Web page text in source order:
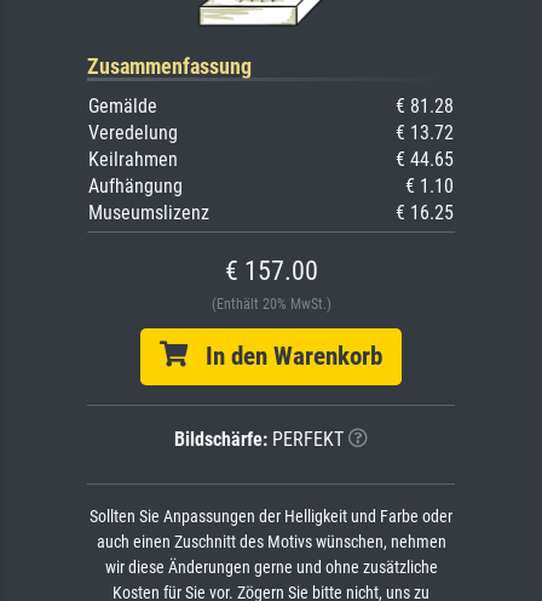
Zusammenfassung
Gemälde
€ 81.28
Veredelung
€ 13.72
Keilrahmen
€ 44.65
Aufhängung
€ 1.10
Museumslizenz
€ 16.25
€ 157.00
(Enthält 20% MwSt.)
In den Warenkorb
Bildschärfe: PERFEKT
Sollten Sie Anpassungen der Helligkeit und Farbe oder
auch einen Zuschnitt des Motivs wünschen, nehmen
wir diese Änderungen gerne und ohne zusätzliche
Kosten für Sie vor. Zögern Sie bitte nicht, uns zu